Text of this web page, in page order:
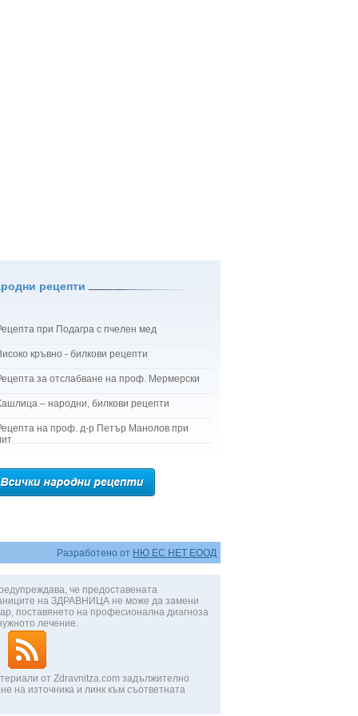
рецепти
при Подагра с пчелен мед
кръвно - билкови рецепти
за отслабване на проф. Мермерски
– народни, билкови рецепти
на проф. д-р Петър Манолов при
Разработено от НЮ ЕС НЕТ ЕООД
че предоставената
на ЗДРАВНИЦА не може да замени
поставянето на професионална диагноза
лечение.
от Zdravnitza.com задължително
на източника и линк към съответната